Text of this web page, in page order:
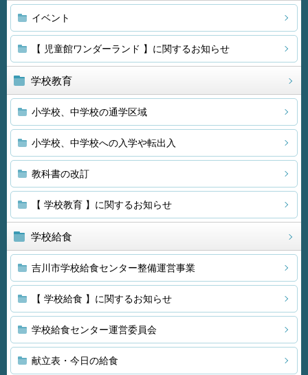
イベント
【 児童館ワンダーランド 】に関するお知らせ
学校教育
小学校、中学校の通学区域
小学校、中学校への入学や転出入
教科書の改訂
【 学校教育 】に関するお知らせ
学校給食
吉川市学校給食センター整備運営事業
【 学校給食 】に関するお知らせ
学校給食センター運営委員会
献立表・今日の給食